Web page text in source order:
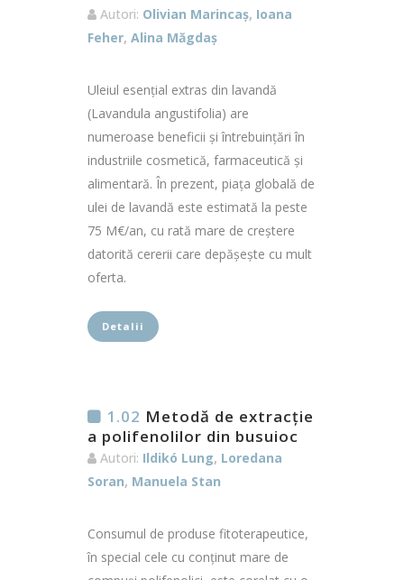
Autori: Olivian Marincaș, Ioana
Feher, Alina Măgdaș
Uleiul esențial extras din lavandă
(Lavandula angustifolia) are
numeroase beneficii și întrebuințări în
industriile cosmetică, farmaceutică și
alimentară. În prezent, piața globală de
ulei de lavandă este estimată la peste
75 M€/an, cu rată mare de creștere
datorită cererii care depășește cu mult
oferta.
Detalii
1.02 Metodă de extracție
a polifenolilor din busuioc
Autori: Ildikó Lung, Loredana
Soran, Manuela Stan
Consumul de produse fitoterapeutice,
în special cele cu conținut mare de